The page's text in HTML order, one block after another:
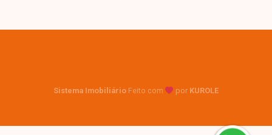
Sistema Imobiliário Feito com por KUROLE